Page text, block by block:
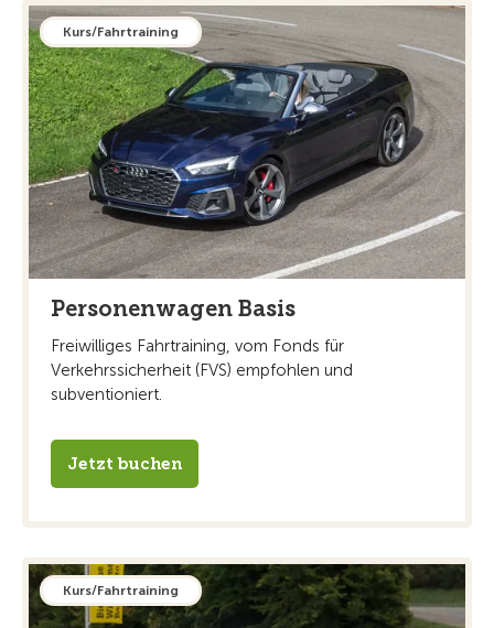
Kurs/Fahrtraining
Personenwagen Basis
Freiwilliges Fahrtraining, vom Fonds für
Verkehrssicherheit (FVS) empfohlen und
subventioniert.
Jetzt buchen
Kurs/Fahrtraining